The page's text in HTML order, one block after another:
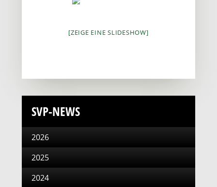
[ZEIGE EINE SLIDESHOW]
SVP-NEWS
2026
2025
2024